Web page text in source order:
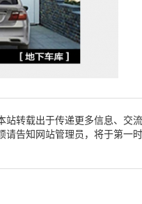
转载出于传递更多信息、交
告知网站管理员，将于第一